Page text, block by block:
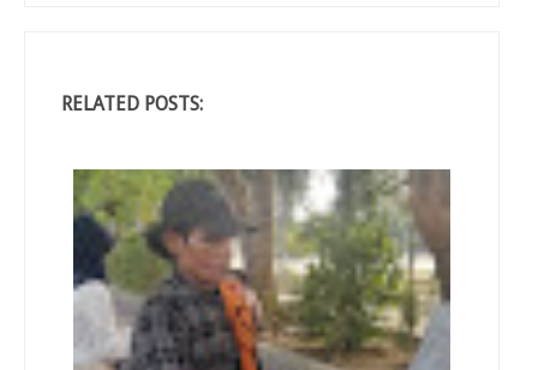
RELATED POSTS: